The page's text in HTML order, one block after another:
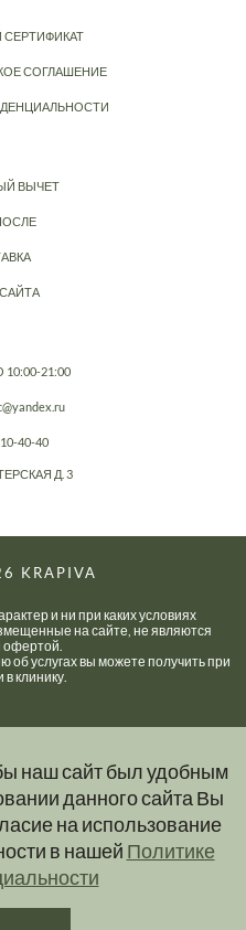
наш сайт был удобным
данного сайта Вы
на использование
в нашей Политике
СОГЛАШЕНИЕ
ВЫЧЕТ
21:00
40-40
Д. 3
KRAPIVA
и ни при каких условиях
на сайте, не являются
офертой.
услугах вы можете получить при
клинику.